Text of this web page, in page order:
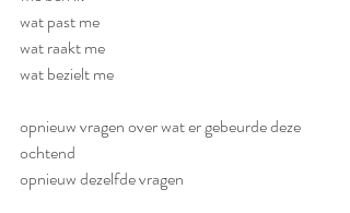
wat past me
wat raakt me
wat bezielt me
opnieuw vragen over wat er gebeurde deze
ochtend
opnieuw dezelfde vragen